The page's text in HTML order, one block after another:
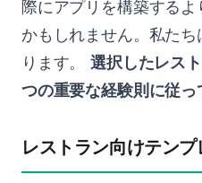
際にアプリを構築する
かもしれません。私た
ります。選択したレス
つの重要な経験則に従っ
レストラン向けテンプ